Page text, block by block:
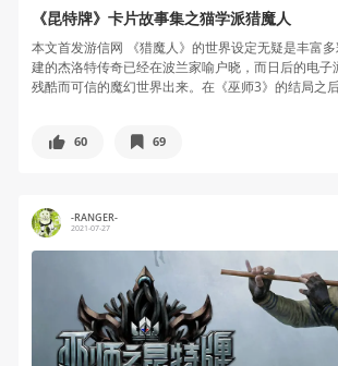
《昆特牌》卡片故事集之猫学派猎魔人
本文首发游信网 《猎魔人》的世界设定无疑是丰富
建的杰洛特传奇已经在波兰家喻户晓，而日后的电子
残酷而可信的魔幻世界出来。在《巫师3》的结局之
60 69
-RANGER-
2021-07-27